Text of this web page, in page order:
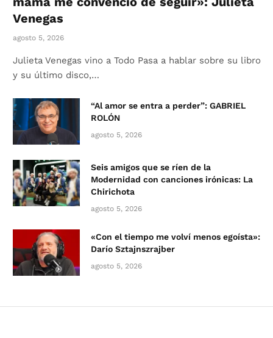
Venegas
agosto 5, 2026
Julieta Venegas vino a Todo Pasa a hablar sobre su libro
y su último disco,…
“Al amor se entra a perder”: GABRIEL
ROLÓN
agosto 5, 2026
Seis amigos que se ríen de la
Modernidad con canciones irónicas: La
Chirichota
agosto 5, 2026
«Con el tiempo me volví menos egoísta»:
Darío Sztajnszrajber
agosto 5, 2026